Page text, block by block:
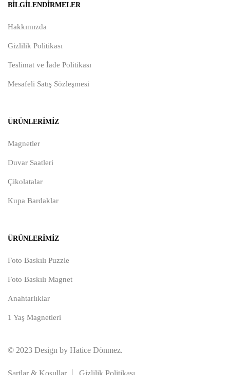
BILGILENDIRMELER
Hakkımızda
Gizlilik Politikası
Teslimat ve İade Politikası
Mesafeli Satış Sözleşmesi
ÜRÜNLERIMIZ
Magnetler
Duvar Saatleri
Çikolatalar
Kupa Bardaklar
ÜRÜNLERIMIZ
Foto Baskılı Puzzle
Foto Baskılı Magnet
Anahtarlıklar
1 Yaş Magnetleri
© 2023 Design by Hatice Dönmez.
Şartlar & Koşullar Gizlilik Politikası